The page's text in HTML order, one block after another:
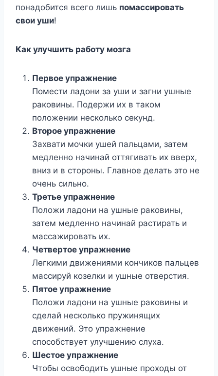
понадобится всего лишь помассировать
свои уши!
Как улучшить работу мозга
Первое упражнение
Помести ладони за уши и загни ушные
раковины. Подержи их в таком
положении несколько секунд.
Второе упражнение
Захвати мочки ушей пальцами, затем
медленно начинай оттягивать их вверх,
вниз и в стороны. Главное делать это не
очень сильно.
Третье упражнение
Положи ладони на ушные раковины,
затем медленно начинай растирать и
массажировать их.
Четвертое упражнение
Легкими движениями кончиков пальцев
массируй козелки и ушные отверстия.
Пятое упражнение
Положи ладони на ушные раковины и
сделай несколько пружинящих
движений. Это упражнение
способствует улучшению слуха.
Шестое упражнение
Чтобы освободить ушные проходы от